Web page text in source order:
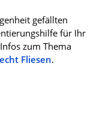
gefällten
für Ihr
zum Thema
Fliesen.